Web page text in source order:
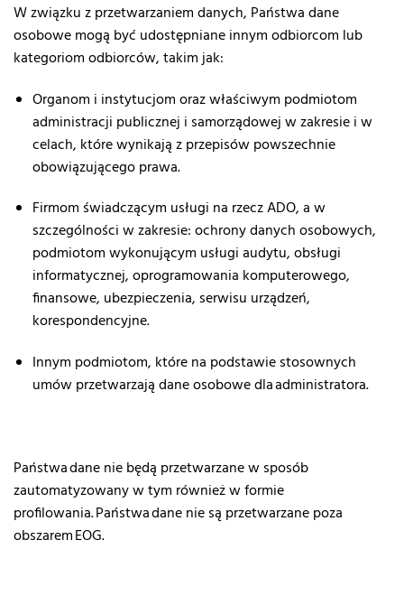
W związku z przetwarzaniem danych, Państwa dane
osobowe mogą być udostępniane innym odbiorcom lub
kategoriom odbiorców, takim jak:
Organom i instytucjom oraz właściwym podmiotom
administracji publicznej i samorządowej w zakresie i w
celach, które wynikają z przepisów powszechnie
obowiązującego prawa.
Firmom świadczącym usługi na rzecz ADO, a w
szczególności w zakresie: ochrony danych osobowych,
podmiotom wykonującym usługi audytu, obsługi
informatycznej, oprogramowania komputerowego,
finansowe, ubezpieczenia, serwisu urządzeń,
korespondencyjne.
Innym podmiotom, które na podstawie stosownych
umów przetwarzają dane osobowe dla administratora.
Państwa dane nie będą przetwarzane w sposób
zautomatyzowany w tym również w formie
profilowania. Państwa dane nie są przetwarzane poza
obszarem EOG.